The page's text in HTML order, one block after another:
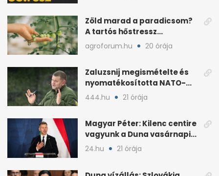
Zöld marad a paradicsom?
A tartós hőstressz
késleltetheti az érést
agroforum.hu 20 órája
Zaluzsnij megismételte és
nyomatékosította NATO-
kritikáját
444.hu 21 órája
Magyar Péter: Kilenc centire
vagyunk a Duna vasárnapi
mélypontjától
24.hu 21 órája